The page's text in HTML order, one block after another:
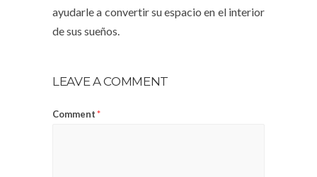
ayudarle a convertir su espacio en el interior
de sus sueños.
LEAVE A COMMENT
Comment*